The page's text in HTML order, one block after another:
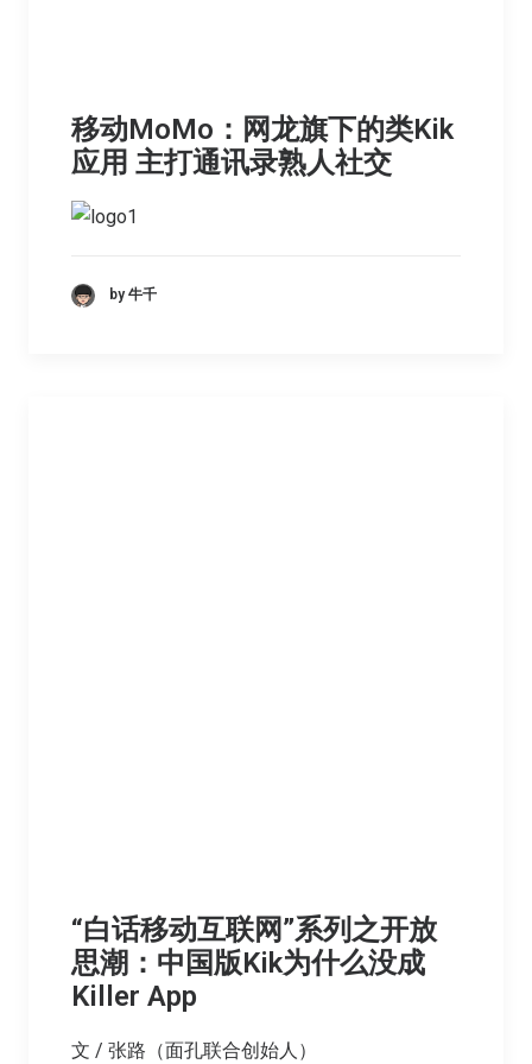
移动MoMo：网龙旗下的类Kik
应用 主打通讯录熟人社交
by 牛千
“白话移动互联网”系列之开放
思潮：中国版Kik为什么没成
Killer App
文 / 张路（面孔联合创始人）